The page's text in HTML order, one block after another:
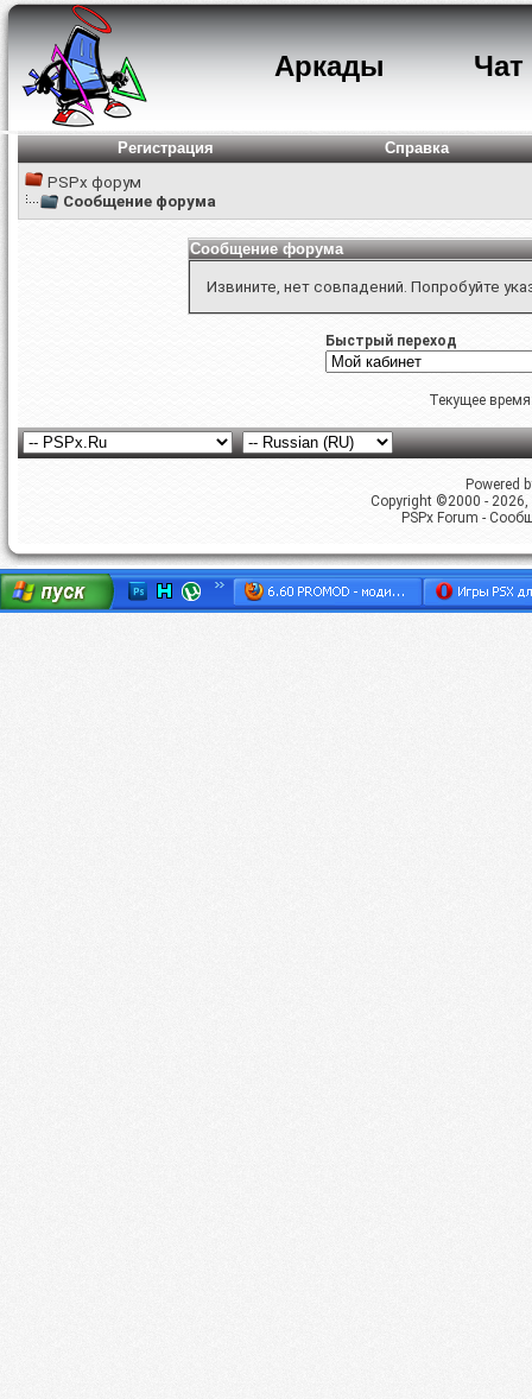
Аркады Чат
Регистрация
Справка
PSPx форум
Сообщение форума
Сообщение форума
Извините, нет совпадений. Попробуйте
Быстрый переход
Текущее
Powered
Copyright ©2000 -
PSPx Forum -